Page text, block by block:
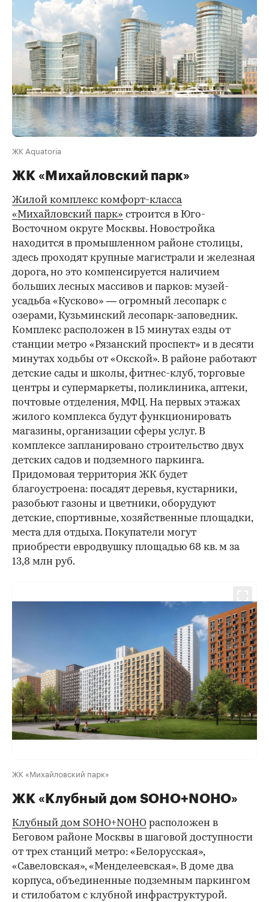
ЖК Aquatoria
ЖК «Михайловский парк»
Жилой комплекс комфорт-класса
«Михайловский парк» строится в Юго-
Восточном округе Москвы. Новостройка
находится в промышленном районе столицы,
здесь проходят крупные магистрали и железная
дорога, но это компенсируется наличием
больших лесных массивов и парков: музей-
усадьба «Кусково» — огромный лесопарк с
озерами, Кузьминский лесопарк-заповедник.
Комплекс расположен в 15 минутах езды от
станции метро «Рязанский проспект» и в десяти
минутах ходьбы от «Окской». В районе работают
детские сады и школы, фитнес-клуб, торговые
центры и супермаркеты, поликлиника, аптеки,
почтовые отделения, МФЦ. На первых этажах
жилого комплекса будут функционировать
магазины, организации сферы услуг. В
комплексе запланировано строительство двух
детских садов и подземного паркинга.
Придомовая территория ЖК будет
благоустроена: посадят деревья, кустарники,
разобьют газоны и цветники, оборудуют
детские, спортивные, хозяйственные площадки,
места для отдыха. Покупатели могут
приобрести евродвушку площадью 68 кв. м за
13,8 млн руб.
ЖК «Михайловский парк»
ЖК «Клубный дом SOHO+NOHO»
Клубный дом SOHO+NOHO расположен в
Беговом районе Москвы в шаговой доступности
от трех станций метро: «Белорусская»,
«Савеловская», «Менделеевская». В доме два
корпуса, объединенные подземным паркингом
и стилобатом с клубной инфраструктурой.